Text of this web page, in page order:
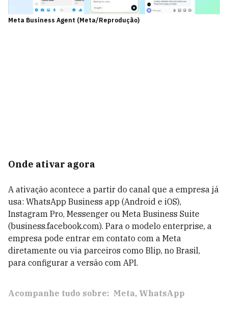
Meta Business Agent (Meta/Reprodução)
Onde ativar agora
A ativação acontece a partir do canal que a empresa já
usa: WhatsApp Business app (Android e iOS),
Instagram Pro, Messenger ou Meta Business Suite
(business.facebook.com). Para o modelo enterprise, a
empresa pode entrar em contato com a Meta
diretamente ou via parceiros como Blip, no Brasil,
para configurar a versão com API.
Acompanhe tudo sobre: Meta WhatsApp